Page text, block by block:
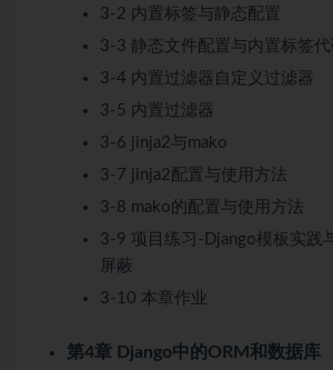
3-2 内置标签与静态配置
3-3 静态文件配置与内置标签
3-4 内置过滤器自定义过滤器
3-5 内置过滤器
3-6 jinja2与mako
3-7 jinja2配置与使用方法
3-8 mako的配置与使用方法
3-9 项目练习-Django模板实践
屏蔽
3-10 本章作业
第4章 Django中的ORM和数据库